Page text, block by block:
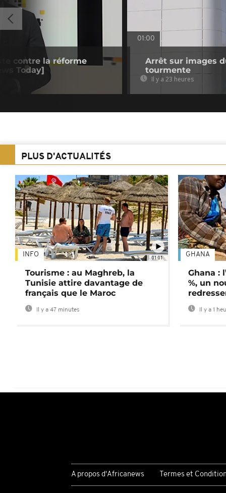
contre la réforme
Today]
01:00
Arrêt sur images
tourmente
Il y a 23 heures
PLUS D'ACTUALITÉS
01:01
INFO
Tourisme : au Maghreb, la
Tunisie attire davantage de
français que le Maroc
Il y a 47 minutes
GHANA
Ghana :
%, un
Il y a 1
A propos d'Africanews Termes et